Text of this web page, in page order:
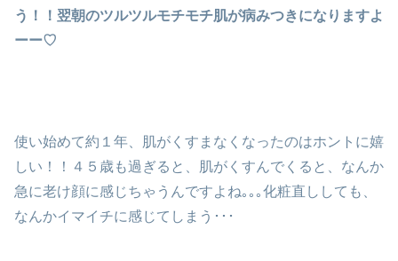
う！！翌朝のツルツルモチモチ肌が病みつきになりますよ
ーー♡
使い始めて約１年、肌がくすまなくなったのはホントに嬉
しい！！４５歳も過ぎると、肌がくすんでくると、なんか
急に老け顔に感じちゃうんですよね｡｡｡化粧直ししても、
なんかイマイチに感じてしまう･･･